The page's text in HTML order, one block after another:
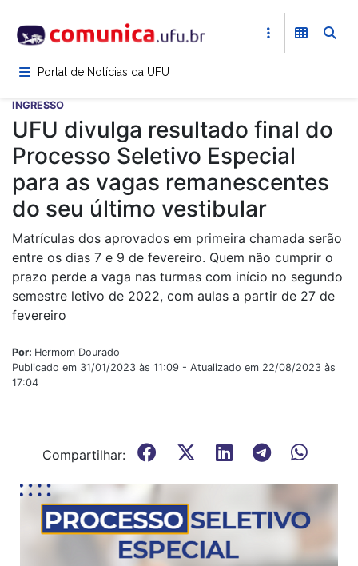
para
conteúdoPortal de Notícias da UFU
INGRESSO
UFU divulga resultado final do
Processo Seletivo Especial
para as vagas remanescentes
do seu último vestibular
Matrículas dos aprovados em primeira chamada serão
entre os dias 7 e 9 de fevereiro. Quem não cumprir o
prazo perde a vaga nas turmas com início no segundo
semestre letivo de 2022, com aulas a partir de 27 de
fevereiro
Por: Hermom Dourado
Publicado em 31/01/2023 às 11:09 - Atualizado em 22/08/2023 às
17:04
Compartilhar: